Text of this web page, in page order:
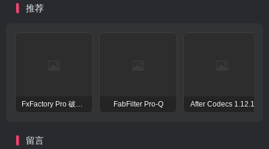
推荐
FxFactory Pro 破解版 视觉效果插件工具包 FabFilter Pro-Q After Codecs 1.12.1
留言